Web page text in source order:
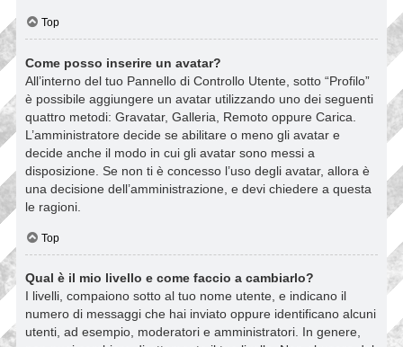
Top
Come posso inserire un avatar?
All’interno del tuo Pannello di Controllo Utente, sotto “Profilo”
è possibile aggiungere un avatar utilizzando uno dei seguenti
quattro metodi: Gravatar, Galleria, Remoto oppure Carica.
L’amministratore decide se abilitare o meno gli avatar e
decide anche il modo in cui gli avatar sono messi a
disposizione. Se non ti è concesso l’uso degli avatar, allora è
una decisione dell’amministrazione, e devi chiedere a questa
le ragioni.
Top
Qual è il mio livello e come faccio a cambiarlo?
I livelli, compaiono sotto al tuo nome utente, e indicano il
numero di messaggi che hai inviato oppure identificano alcuni
utenti, ad esempio, moderatori e amministratori. In genere,